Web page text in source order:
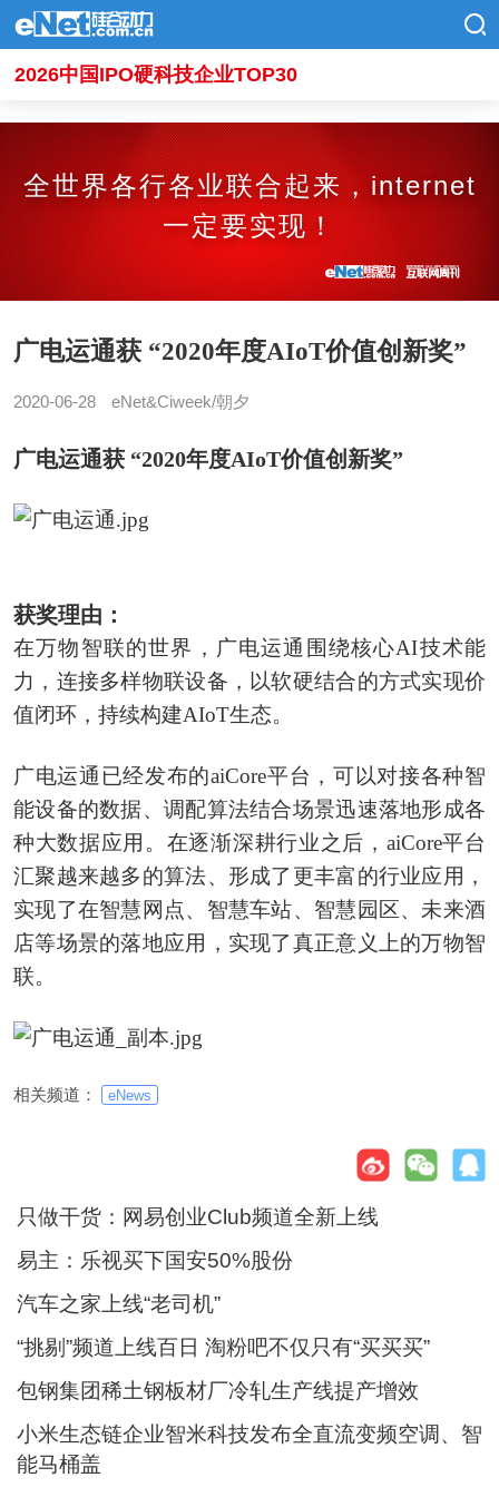
2026中国IPO硬科技企业TOP30
全世界各行各业联合起来，internet
一定要实现！
广电运通获 “2020年度AIoT价值创新奖”
2020-06-28 eNet&Ciweek/朝夕
广电运通获 “2020年度AIoT价值创新奖”
获奖理由：
在万物智联的世界，广电运通围绕核心AI技术能
力，连接多样物联设备，以软硬结合的方式实现价
值闭环，持续构建AIoT生态。
广电运通已经发布的aiCore平台，可以对接各种智
能设备的数据、调配算法结合场景迅速落地形成各
种大数据应用。在逐渐深耕行业之后，aiCore平台
汇聚越来越多的算法、形成了更丰富的行业应用，
实现了在智慧网点、智慧车站、智慧园区、未来酒
店等场景的落地应用，实现了真正意义上的万物智
联。
相关频道： eNews
只做干货：网易创业Club频道全新上线
易主：乐视买下国安50%股份
汽车之家上线“老司机”
“挑剔”频道上线百日 淘粉吧不仅只有“买买买”
包钢集团稀土钢板材厂冷轧生产线提产增效
小米生态链企业智米科技发布全直流变频空调、智
能马桶盖